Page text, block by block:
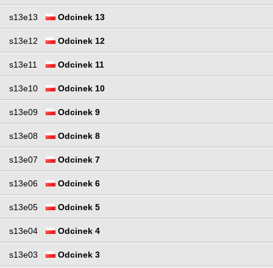
s13e13 Odcinek 13
s13e12 Odcinek 12
s13e11 Odcinek 11
s13e10 Odcinek 10
s13e09 Odcinek 9
s13e08 Odcinek 8
s13e07 Odcinek 7
s13e06 Odcinek 6
s13e05 Odcinek 5
s13e04 Odcinek 4
s13e03 Odcinek 3